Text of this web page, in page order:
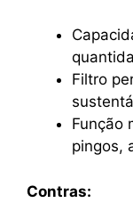
Filtro
Função
pingos,
Contras: